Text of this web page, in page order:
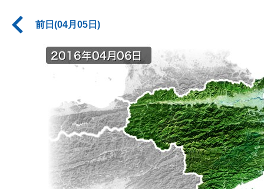
前日(04月05日)